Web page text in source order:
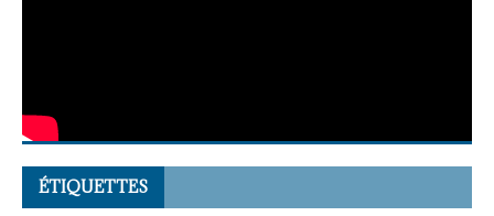
ÉTIQUETTES